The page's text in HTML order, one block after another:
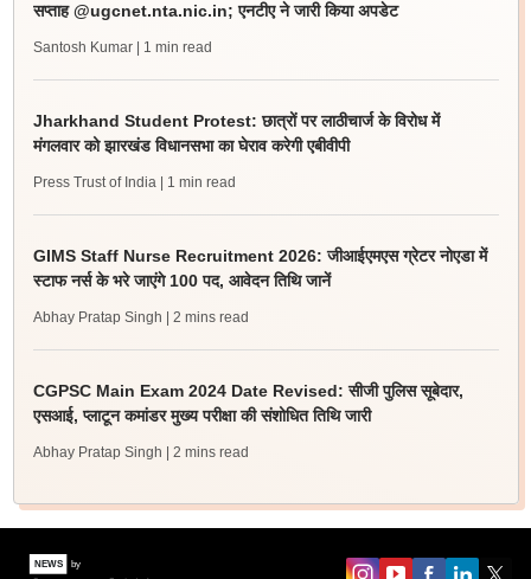
सप्ताह @ugcnet.nta.nic.in; एनटीए ने जारी किया अपडेट
Santosh Kumar | 1 min read
Jharkhand Student Protest: छात्रों पर लाठीचार्ज के विरोध में
मंगलवार को झारखंड विधानसभा का घेराव करेगी एबीवीपी
Press Trust of India | 1 min read
GIMS Staff Nurse Recruitment 2026: जीआईएमएस ग्रेटर नोएडा में
स्टाफ नर्स के भरे जाएंगे 100 पद, आवेदन तिथि जानें
Abhay Pratap Singh | 2 mins read
CGPSC Main Exam 2024 Date Revised: सीजी पुलिस सूबेदार,
एसआई, प्लाटून कमांडर मुख्य परीक्षा की संशोधित तिथि जारी
Abhay Pratap Singh | 2 mins read